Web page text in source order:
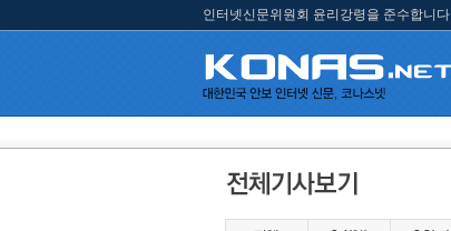
인터넷신문위원회 윤리강령을 준수합니다